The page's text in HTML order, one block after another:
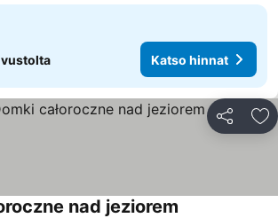
Katso hinnat
Jaa
nad jeziorem